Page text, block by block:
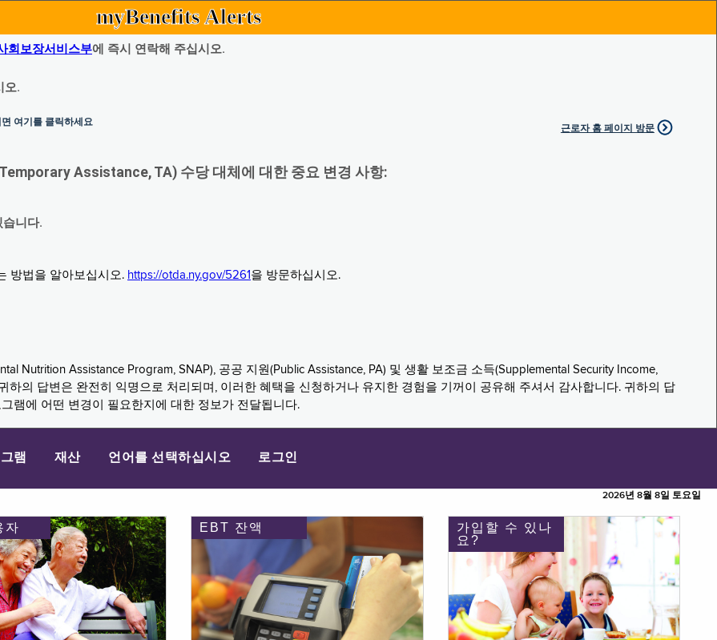
myBenefits Alerts
회보장서비스부에 즉시 연락해 주십시오.
오.
여기를 클릭하세요
근로자 홈 페이지 방문
Assistance, TA) 수당 대체에 대한 중요 변경 사항:
니다.
방법을 알아보십시오. https://otda.ny.gov/5261 을 방문하십시오.
Nutrition Assistance Program, SNAP), 공공 지원(Public Assistance, PA) 및 생활 보조금 소득(Supplemental Security Income,
하의 답변은 완전히 익명으로 처리되며, 이러한 혜택을 신청하거나 유지한 경험을 기꺼이 공유해 주셔서 감사합니다. 귀하의 답
램에 어떤 변경이 필요한지에 대한 정보가 전달됩니다.
램 재산 언어를 선택하십시오 로그인
2026년 8월 8일 토요일
자 EBT 잔액
가입할 수 있나
요?